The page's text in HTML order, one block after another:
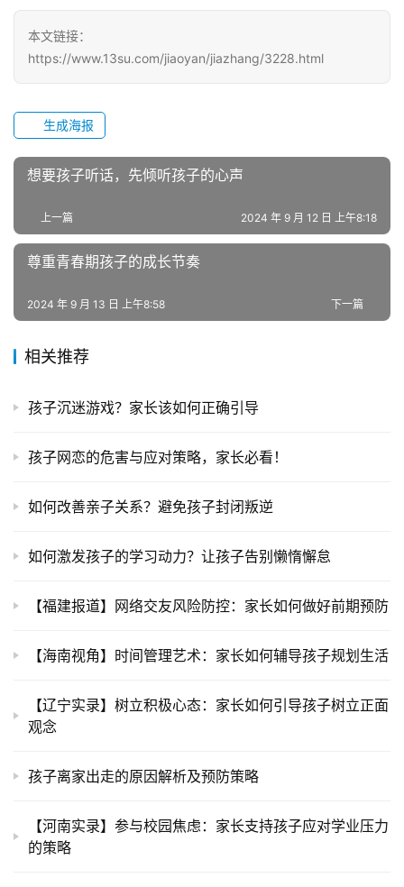
题
本文链接：
https://www.13su.com/jiaoyan/jiazhang/3228.html
生成海报
想要孩子听话，先倾听孩子的心声
上一篇 2024 年 9 月 12 日 上午8:18
尊重青春期孩子的成长节奏
下一篇
2024 年 9 月 13 日 上午8:58
相关推荐
孩子沉迷游戏？家长该如何正确引导
孩子网恋的危害与应对策略，家长必看！
如何改善亲子关系？避免孩子封闭叛逆
如何激发孩子的学习动力？让孩子告别懒惰懈怠
【福建报道】网络交友风险防控：家长如何做好前期预防
【海南视角】时间管理艺术：家长如何辅导孩子规划生活
【辽宁实录】树立积极心态：家长如何引导孩子树立正面
观念
孩子离家出走的原因解析及预防策略
【河南实录】参与校园焦虑：家长支持孩子应对学业压力
的策略